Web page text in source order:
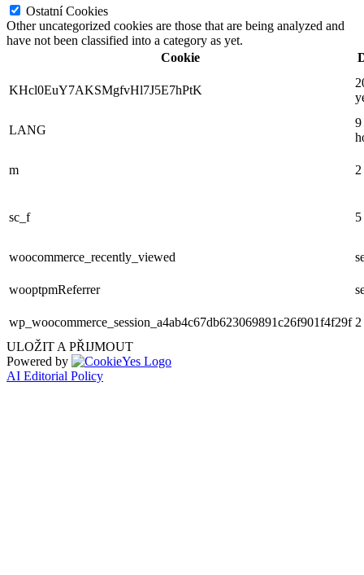
Ostatní Cookies
Other uncategorized cookies are those that are being analyzed and
have not been classified into a category as yet.
Cookie
KHcl0EuY7AKSMgfvHl7J5E7hPtK
LANG
9
m
sc_f
woocommerce_recently_viewed
wooptpmReferrer
wp_woocommerce_session_a4ab4c67db623069891c26f901f4f29f
ULOŽIT A PŘIJMOUT
Powered by
AI Editorial Policy